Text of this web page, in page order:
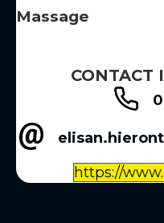
Massage
CONTACT
https://